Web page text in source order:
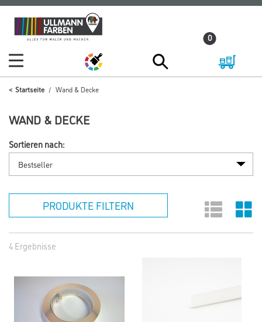
Zum
Inhalt
Zum
Navigationsmenü
0
Startseite Wand & Decke
WAND & DECKE
Sortieren nach:
PRODUKTE FILTERN
4 Ergebnisse